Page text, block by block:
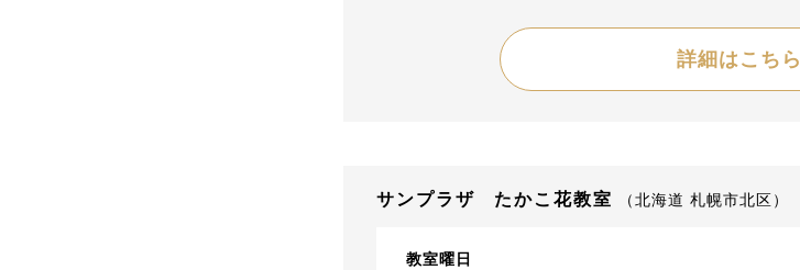
詳細はこちら
サンプラザ たかこ花教室 （北海道 札幌市北区）
教室曜日